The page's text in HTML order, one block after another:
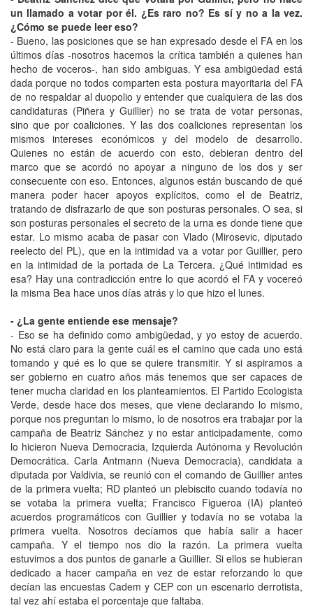
un llamado a votar por él. ¿Es raro no? Es sí y no a la vez.
¿Cómo se puede leer eso?
- Bueno, las posiciones que se han expresado desde el FA en los
últimos días -nosotros hacemos la crítica también a quienes han
hecho de voceros-, han sido ambiguas. Y esa ambigüedad está
dada porque no todos comparten esta postura mayoritaria del FA
de no respaldar al duopolio y entender que cualquiera de las dos
candidaturas (Piñera y Guillier) no se trata de votar personas,
sino que por coaliciones. Y las dos coaliciones representan los
mismos intereses económicos y del modelo de desarrollo.
Quienes no están de acuerdo con esto, debieran dentro del
marco que se acordó no apoyar a ninguno de los dos y ser
consecuente con eso. Entonces, algunos están buscando de qué
manera poder hacer apoyos explícitos, como el de Beatriz,
tratando de disfrazarlo de que son posturas personales. O sea, si
son posturas personales el secreto de la urna es donde tiene que
estar. Lo mismo acaba de pasar con Vlado (Mirosevic, diputado
reelecto del PL), que en la intimidad va a votar por Guillier, pero
en la intimidad de la portada de La Tercera. ¿Qué intimidad es
esa? Hay una contradicción entre lo que acordó el FA y vocereó
la misma Bea hace unos días atrás y lo que hizo el lunes.
- ¿La gente entiende ese mensaje?
- Eso se ha definido como ambigüedad, y yo estoy de acuerdo.
No está claro para la gente cuál es el camino que cada uno está
tomando y qué es lo que se quiere transmitir. Y si aspiramos a
ser gobierno en cuatro años más tenemos que ser capaces de
tener mucha claridad en los planteamientos. El Partido Ecologista
Verde, desde hace dos meses, que viene declarando lo mismo,
porque nos preguntan lo mismo, lo de nosotros era trabajar por la
campaña de Beatriz Sánchez y no estar anticipadamente, como
lo hicieron Nueva Democracia, Izquierda Autónoma y Revolución
Democrática. Carla Antmann (Nueva Democracia), candidata a
diputada por Valdivia, se reunió con el comando de Guillier antes
de la primera vuelta; RD planteó un plebiscito cuando todavía no
se votaba la primera vuelta; Francisco Figueroa (IA) planteó
acuerdos programáticos con Guillier y todavía no se votaba la
primera vuelta. Nosotros decíamos que había salir a hacer
campaña. Y el tiempo nos dio la razón. La primera vuelta
estuvimos a dos puntos de ganarle a Guillier. Si ellos se hubieran
dedicado a hacer campaña en vez de estar reforzando lo que
decían las encuestas Cadem y CEP con un escenario derrotista,
tal vez ahí estaba el porcentaje que faltaba.